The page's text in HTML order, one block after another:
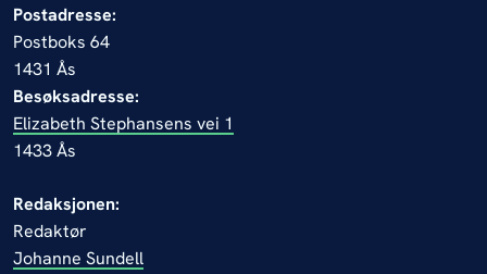
Postadresse:
Postboks 64
1431 Ås
Besøksadresse:
Elizabeth Stephansens vei 1
1433 Ås
Redaksjonen:
Redaktør
Johanne Sundell